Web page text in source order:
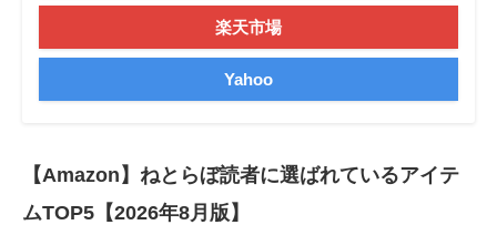
楽天市場
Yahoo
【Amazon】ねとらぼ読者に選ばれているアイテ
ムTOP5【2026年8月版】